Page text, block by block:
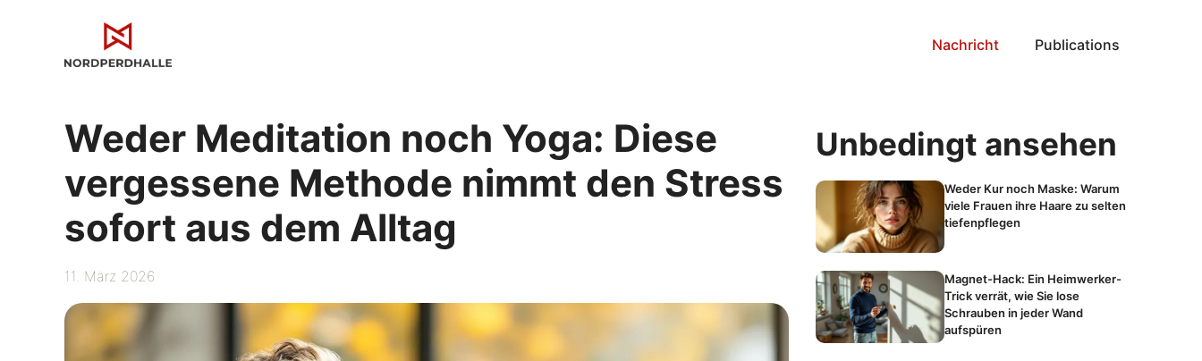
Nachricht Publications
Weder Meditation noch Yoga: Diese
vergessene Methode nimmt den Stress
sofort aus dem Alltag
11. März 2026
Unbedingt ansehen
Weder Kur noch Maske: Warum
viele Frauen ihre Haare zu selten
tiefenpflegen
Magnet-Hack: Ein Heimwerker-
Trick verrät, wie Sie lose
Schrauben in jeder Wand
aufspüren